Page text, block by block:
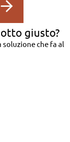
giusto?
che fa al